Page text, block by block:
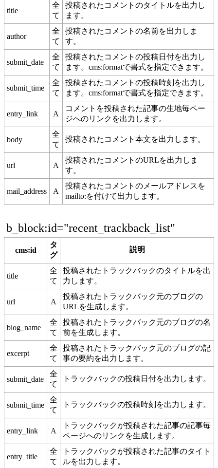
title
全
て
投稿されたコメントのタイトルを出力し
ます。
author
全
て
投稿されたコメントの名前を出力しま
す。
submit_date
全
て
投稿されたコメントの投稿日付を出力し
ます。cms:formatで書式を指定できます。
submit_time
全
て
投稿されたコメントの投稿時刻を出力し
ます。cms:formatで書式を指定できます。
entry_link A
コメントを投稿された記事の生地毎ペー
ジへのリンクを出力します。
body
全
て
投稿されたコメント本文を出力します。
url A
投稿されたコメントのURLを出力しま
す。
mail_address A
投稿されたコメントのメールアドレスを
mailto:を付けて出力します。
b_block:id="recent_trackback_list"
cms:id
タ
グ
説明
title
全
て
投稿されたトラックバックのタイトルを出
力します。
url A
投稿されたトラックバック元のブログの
URLを生成します。
blog_name
全
て
投稿されたトラックバック元のブログの名
前を生成します。
excerpt
全
て
投稿されたトラックバック元のブログの記
事の要約を出力します。
submit_date
全
て
トラックバックの投稿日付を出力します。
submit_time
全
て
トラックバックの投稿時刻を出力します。
entry_link A
トラックバックが投稿された記事の記事毎
ページへのリンクを生成します。
entry_title
全
て
トラックバックが投稿された記事のタイト
ルを出力します。